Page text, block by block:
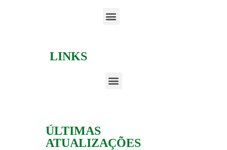
LINKS
ÚLTIMAS
ATUALIZAÇÕES